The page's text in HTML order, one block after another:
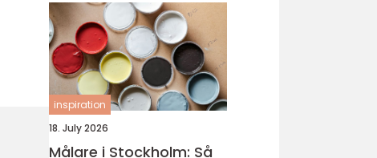
inspiration
18. July 2026
Målare i Stockholm: Så